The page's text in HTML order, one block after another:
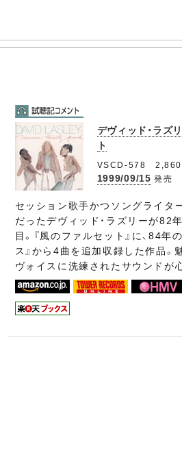
デヴィッド・ラズ
ト
VSCD-578 2,860円
1999/09/15 発売
セッション歌手かつソングライタ
だったデヴィッド・ラズリーが82
目。『風のファルセット』に、84年
ス』から4曲を追加収録した作品。
ヴォイスに洗練されたサウンドが